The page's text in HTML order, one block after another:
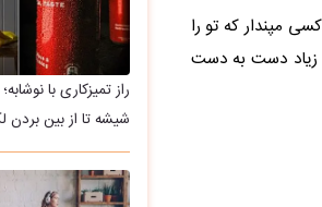
مپندار که تو را
زیاد دست به دست
راز تمیزکاری با
شیشه تا از بین بردن